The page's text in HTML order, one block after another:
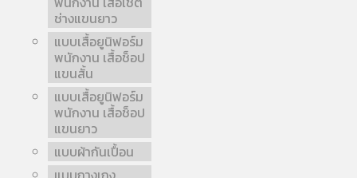
ช่างแขนยาว
แบบเสื้อยูนิฟอร์ม
พนักงาน เสื้อช็อป
แขนสั้น
แบบเสื้อยูนิฟอร์ม
พนักงาน เสื้อช็อป
แขนยาว
แบบผ้ากันเปื้อน